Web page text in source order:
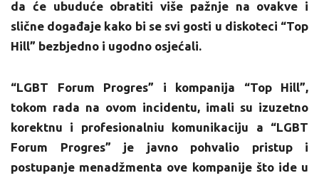
da će ubuduće obratiti više pažnje na ovakve i
slične događaje kako bi se svi gosti u diskoteci “Top
Hill” bezbjedno i ugodno osjećali.
“LGBT Forum Progres” i kompanija “Top Hill”,
tokom rada na ovom incidentu, imali su izuzetno
korektnu i profesionalniu komunikaciju a “LGBT
Forum Progres” je javno pohvalio pristup i
postupanje menadžmenta ove kompanije što ide u